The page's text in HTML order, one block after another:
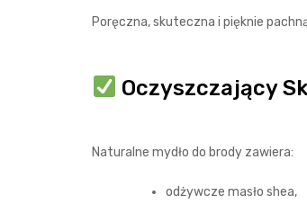
Poręczna, skuteczna i pięknie
Oczyszczający
Naturalne mydło do brody zawiera:
odżywcze masło shea,